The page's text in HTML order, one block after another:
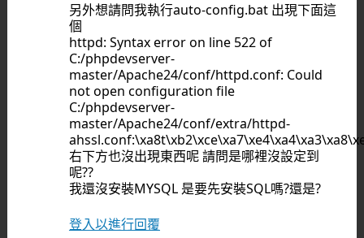
另外想請問我執行auto-config.bat 出現下面這
個
httpd: Syntax error on line 522 of
C:/phpdevserver-
master/Apache24/conf/httpd.conf: Could
not open configuration file
C:/phpdevserver-
master/Apache24/conf/extra/httpd-
右下方也沒出現東西呢 請問是哪裡沒設定到
呢??
我還沒安裝MYSQL 是要先安裝SQL嗎?還是?
登入以進行回覆